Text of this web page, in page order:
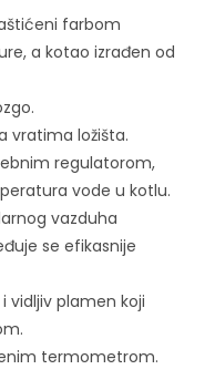
farbom
a kotao izrađen od
vratima ložišta.
regulatorom,
vode u kotlu.
vazduha
se efikasnije
vidljiv plamen koji
termometrom.